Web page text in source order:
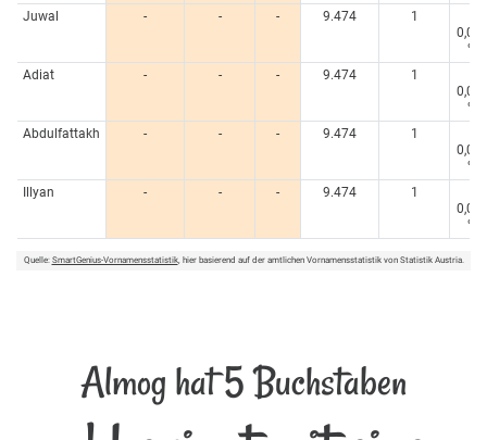
Juwal
- - - 9.474 1
%
Adiat
- - - 9.474 1
%
Abdulfattakh
- - - 9.474 1
%
Illyan
- - - 9.474 1
%
Quelle: SmartGenius-Vornamensstatistik, hier basierend auf der amtlichen Vornamensstatistik von Statistik Austria.
Almog hat 5 Buchstaben